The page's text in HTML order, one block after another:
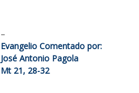
–
Evangelio Comentado por:
José Antonio Pagola
Mt 21, 28-32